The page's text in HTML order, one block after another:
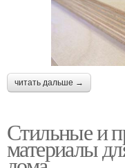
читать дальше →
Стильные и
материалы